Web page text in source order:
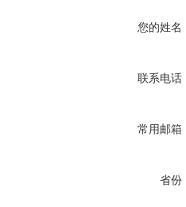
您的姓名
联系电话
常用邮箱
省份